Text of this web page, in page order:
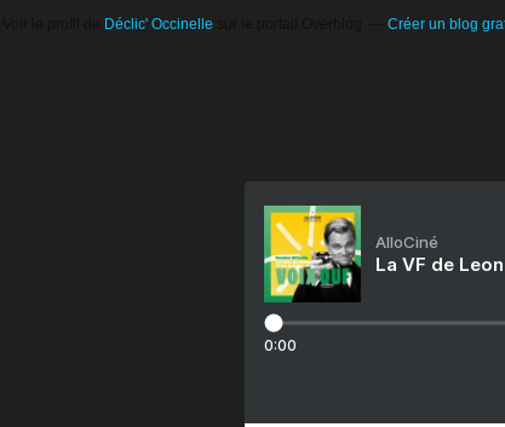
Déclic' Occinelle Créer un blog
AlloCiné
La VF de
0:00